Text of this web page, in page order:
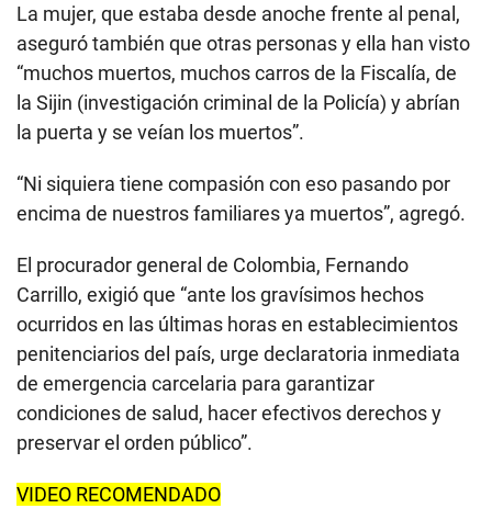
La mujer, que estaba desde anoche frente al penal,
aseguró también que otras personas y ella han visto
“muchos muertos, muchos carros de la Fiscalía, de
la Sijin (investigación criminal de la Policía) y abrían
la puerta y se veían los muertos”.
“Ni siquiera tiene compasión con eso pasando por
encima de nuestros familiares ya muertos”, agregó.
El procurador general de Colombia, Fernando
Carrillo, exigió que “ante los gravísimos hechos
ocurridos en las últimas horas en establecimientos
penitenciarios del país, urge declaratoria inmediata
de emergencia carcelaria para garantizar
condiciones de salud, hacer efectivos derechos y
preservar el orden público”.
VIDEO RECOMENDADO